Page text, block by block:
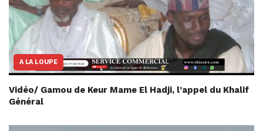
A LA LOUPE
Vidéo/ Gamou de Keur Mame El Hadji, l’appel du Khalif
Général